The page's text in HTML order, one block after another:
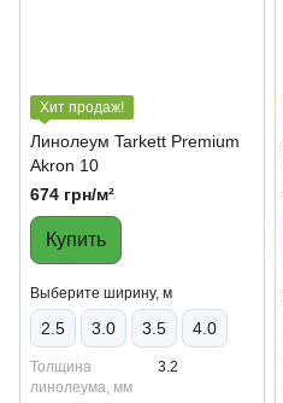
Хит продаж!
Линолеум Tarkett Premium
Akron 10
674 грн/м²
Купить
Выберите ширину, м
2.5 3.0 3.5 4.0
Толщина
линолеума, мм
3.2